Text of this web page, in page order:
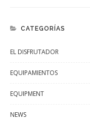
CATEGORÍAS
EL DISFRUTADOR
EQUIPAMIENTOS
EQUIPMENT
NEWS